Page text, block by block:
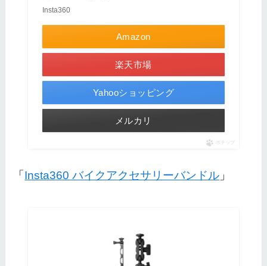
Insta360
Amazon
楽天市場
Yahooショッピング
メルカリ
ポチップ
「 Insta360 バイクアクセサリーバンドル 」